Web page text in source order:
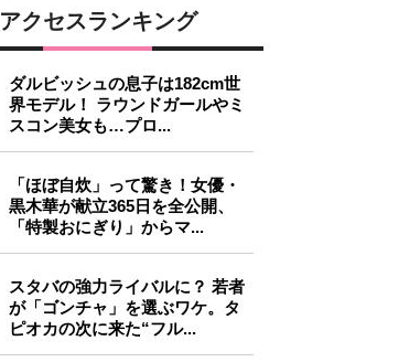
アクセスランキング
ダルビッシュの息子は182cm世
界モデル！ ラウンドガールやミ
スコン美女も…プロ...
「ほぼ自炊」って驚き！女優・
黒木華が献立365日を全公開、
「特製おにぎり」からマ...
スタバの強力ライバルに？ 若者
が「ゴンチャ」を選ぶワケ。タ
ピオカの次に来た“フル...